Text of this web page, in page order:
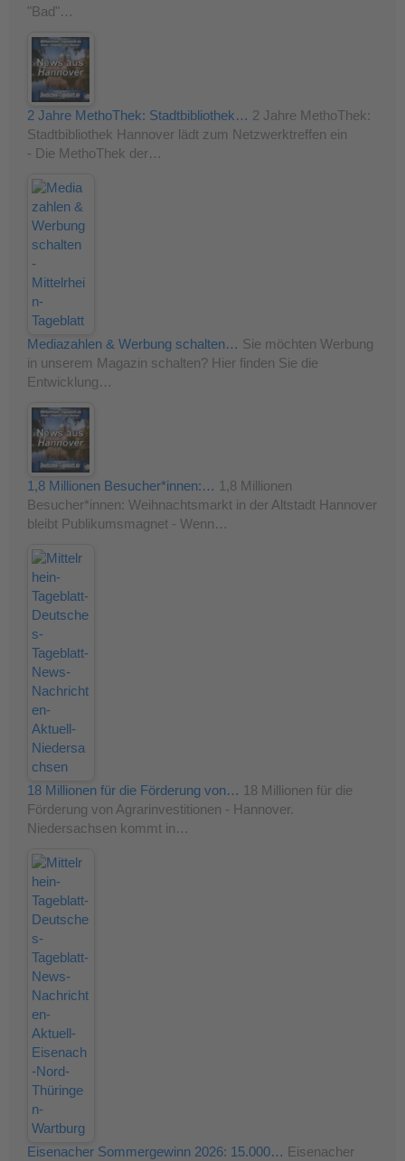
"Bad"…
2 Jahre MethoThek: Stadtbibliothek… 2 Jahre MethoThek:
Stadtbibliothek Hannover lädt zum Netzwerktreffen ein
- Die MethoThek der…
Mediazahlen & Werbung schalten… Sie möchten Werbung
in unserem Magazin schalten? Hier finden Sie die
Entwicklung…
1,8 Millionen Besucher*innen:… 1,8 Millionen
Besucher*innen: Weihnachtsmarkt in der Altstadt Hannover
bleibt Publikumsmagnet - Wenn…
18 Millionen für die Förderung von… 18 Millionen für die
Förderung von Agrarinvestitionen - Hannover.
Niedersachsen kommt in…
Eisenacher Sommergewinn 2026: 15.000… Eisenacher